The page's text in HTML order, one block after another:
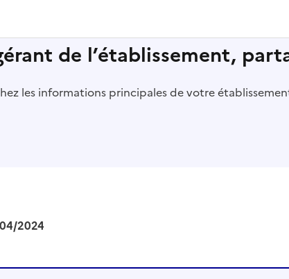
de l’établissement,
les informations principales de votre
2024